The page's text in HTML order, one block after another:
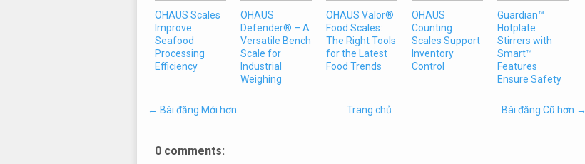
OHAUS Scales
Improve
Seafood
Processing
Efficiency
OHAUS
Defender® – A
Versatile Bench
Scale for
Industrial
Weighing
OHAUS Valor®
Food Scales:
The Right Tools
for the Latest
Food Trends
OHAUS
Counting
Scales Support
Inventory
Control
Guardian™
Hotplate
Stirrers with
Smart™
Features
Ensure Safety
← Bài đăng Mới hơn Bài đăng Cũ hơn →
Trang chủ
0 comments: